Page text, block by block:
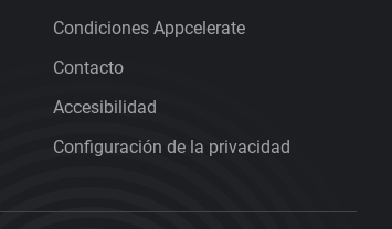
Condiciones Appcelerate
Contacto
Accesibilidad
Configuración de la privacidad